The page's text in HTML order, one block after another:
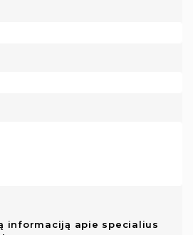
informaciją apie specialius